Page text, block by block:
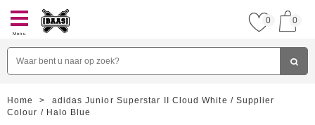
Menu
0 0
Home >
adidas Junior Superstar II Cloud White / Supplier
Colour / Halo Blue